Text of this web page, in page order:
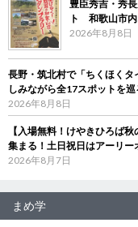
豊臣秀吉・秀
ト 和歌山市内
2026年8月8日
長野・筑北村で「ちくほく
しみながら全17スポットを巡
2026年8月8日
【入場無料！けやきひろば
集まる！土日祝日はアーリ
2026年8月7日
まめ学